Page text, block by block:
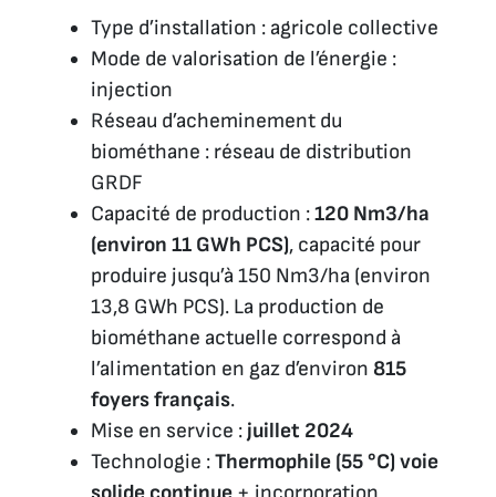
Type d’installation : agricole collective
Mode de valorisation de l’énergie :
injection
Réseau d’acheminement du
biométhane : réseau de distribution
GRDF
Capacité de production :120 Nm3/ha
(environ 11 GWh PCS), capacité pour
produire jusqu’à 150 Nm3/ha (environ
13,8 GWh PCS). La production de
biométhane actuelle correspond à
l’alimentation en gaz d’environ 815
foyers français.
Mise en service :juillet 2024
Technologie :Thermophile (55 °C) voie